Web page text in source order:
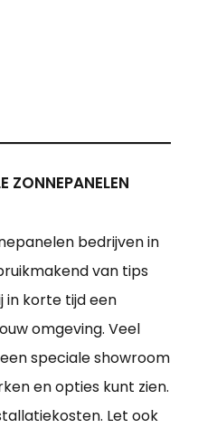
ZONNEPANELEN
bedrijven in
van tips
in korte tijd een
omgeving. Veel
speciale showroom
en opties kunt zien.
Let ook